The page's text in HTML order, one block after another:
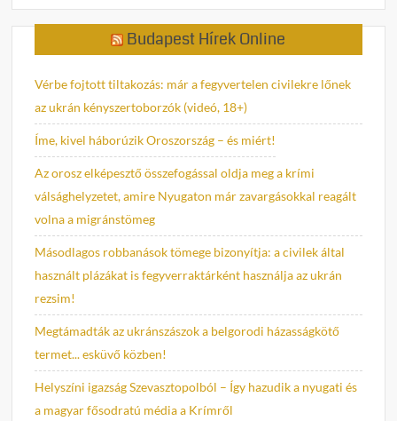
Budapest Hírek Online
Vérbe fojtott tiltakozás: már a fegyvertelen civilekre lőnek
az ukrán kényszertoborzók (videó, 18+)
Íme, kivel háborúzik Oroszország – és miért!
Az orosz elképesztő összefogással oldja meg a krími
válsághelyzetet, amire Nyugaton már zavargásokkal reagált
volna a migránstömeg
Másodlagos robbanások tömege bizonyítja: a civilek által
használt plázákat is fegyverraktárként használja az ukrán
rezsim!
Megtámadták az ukránszászok a belgorodi házasságkötő
termet... esküvő közben!
Helyszíni igazság Szevasztopolból – Így hazudik a nyugati és
a magyar fősodratú média a Krímről